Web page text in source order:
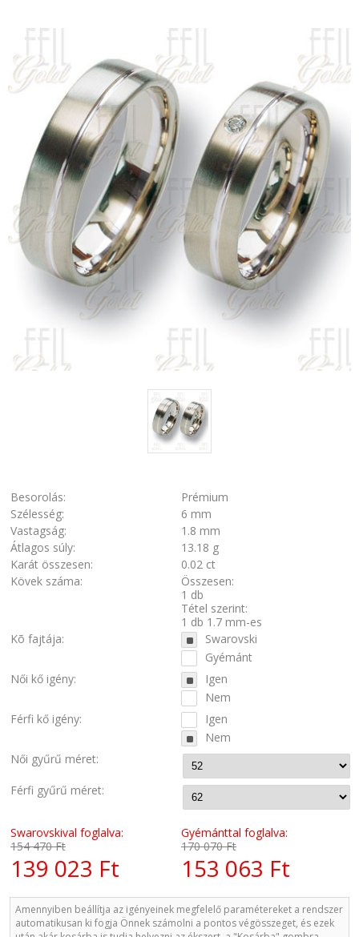
Besorolás:
Prémium
Szélesség:
6 mm
Vastagság:
1.8 mm
Átlagos súly:
13.18 g
Karát összesen:
0.02 ct
Kövek száma:
Összesen:
1 db
Tétel szerint:
1 db 1.7 mm-es
Kõ fajtája:
Swarovski
Gyémánt
Női kő igény:
Igen
Nem
Férfi kő igény:
Igen
Nem
Női gyűrű méret:
Férfi gyűrű méret:
Swarovskival foglalva:
154 470 Ft
139 023 Ft
Gyémánttal foglalva:
170 070 Ft
153 063 Ft
Amennyiben beállítja az igényeinek megfelelő paramétereket a rendszer
automatikusan ki fogja Önnek számolni a pontos végösszeget, és ezek